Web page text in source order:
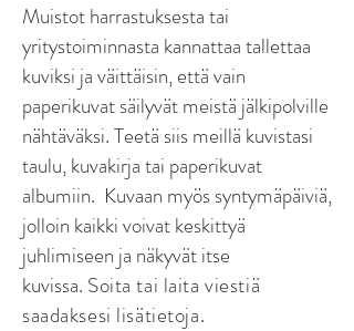
Muistot harrastuksesta tai
yritystoiminnasta kannattaa tallettaa
kuviksi ja väittäisin, että vain
paperikuvat säilyvät meistä jälkipolville
nähtäväksi. Teetä siis meillä kuvistasi
taulu, kuvakirja tai paperikuvat
albumiin. Kuvaan myös syntymäpäiviä,
jolloin kaikki voivat keskittyä
juhlimiseen ja näkyvät itse
kuvissa. Soita tai laita viestiä
saadaksesi lisätietoja.